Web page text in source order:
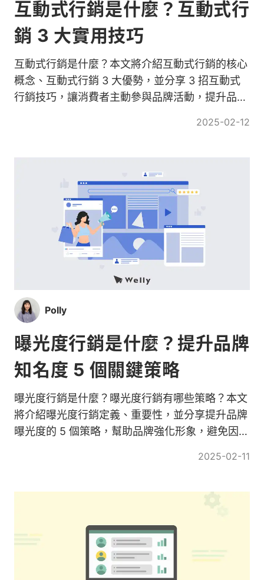
互動式行銷是什麼？互動式行
銷 3 大實用技巧
互動式行銷是什麼？本文將介紹互動式行銷的核心
概念、互動式行銷 3 大優勢，並分享 3 招互動式
行銷技巧，讓消費者主動參與品牌活動，提升品牌
2025-02-12
Polly
曝光度行銷是什麼？提升品牌
知名度 5 個關鍵策略
曝光度行銷是什麼？曝光度行銷有哪些策略？本文
將介紹曝光度行銷定義、重要性，並分享提升品牌
曝光度的 5 個策略，幫助品牌強化形象，避免因曝
2025-02-11